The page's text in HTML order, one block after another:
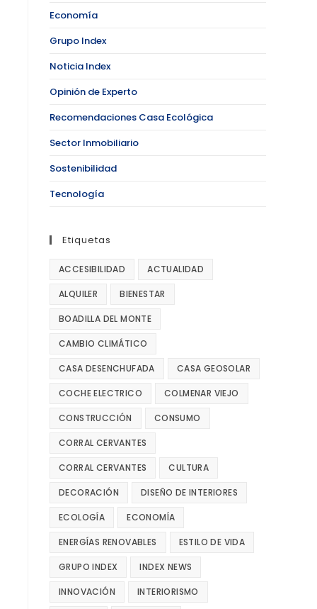
Economía
Grupo Index
Noticia Index
Opinión de Experto
Recomendaciones Casa Ecológica
Sector Inmobiliario
Sostenibilidad
Tecnología
Etiquetas
ACCESIBILIDAD ACTUALIDAD
ALQUILER BIENESTAR
BOADILLA DEL MONTE
CAMBIO CLIMÁTICO
CASA DESENCHUFADA CASA GEOSOLAR
COCHE ELECTRICO COLMENAR VIEJO
CONSTRUCCIÓN CONSUMO
CORRAL CERVANTES
CORRAL CERVANTES CULTURA
DECORACIÓN DISEÑO DE INTERIORES
ECOLOGÍA ECONOMÍA
ENERGÍAS RENOVABLES ESTILO DE VIDA
GRUPO INDEX INDEX NEWS
INNOVACIÓN INTERIORISMO